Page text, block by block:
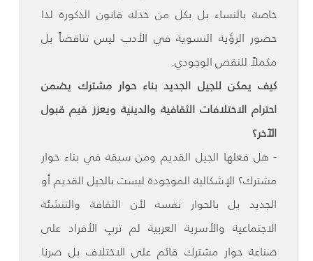
خاصة بالنساء بل بكل من خذله قانون الذكورة لذا
حضور الرؤية النسوية في الأدب ليس تناقضاً بل
مكملاً للنقص الوجودي.
كيف يمكن للجيل الجديد بناء حوار مشترك يضمن
احترام الاختلافات الثقافية والدينية ويعزز قيم قبول
الآخر؟
- هل فعلها الجيل القديم ومن سبقه في بناء حوار
مشترك؟ الإشكالية الموجودة ليست بالجيل القديم أو
الجديد بل بالحوار نفسه لأن الثقافة والتنشئة
الاجتماعية والأسرية العربية لم تربِ الأفراد على
صناعة حوار مشترك قائم على الاختلاف بل صرنا